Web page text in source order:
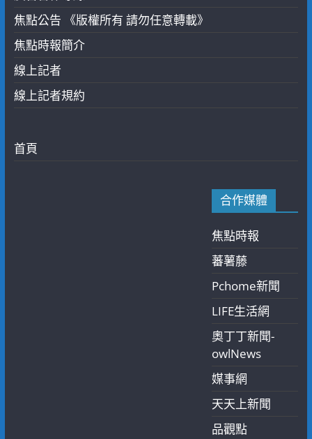
焦點公告 《版權所有 請勿任意轉載》
焦點時報簡介
線上記者
線上記者規約
首頁
合作媒體
焦點時報
蕃薯藤
Pchome新聞
LIFE生活網
奧丁丁新聞-
owlNews
媒事網
天天上新聞
品觀點